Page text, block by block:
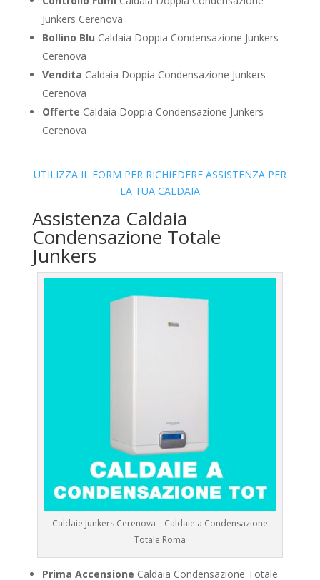
Junkers Cerenova
Bollino Blu Caldaia Doppia Condensazione Junkers
Cerenova
Vendita Caldaia Doppia Condensazione Junkers
Cerenova
Offerte Caldaia Doppia Condensazione Junkers
Cerenova
UTILIZZA IL FORM PER RICHIEDERE ASSISTENZA PER
LA TUA CALDAIA
Assistenza Caldaia
Condensazione Totale
Junkers
Caldaie Junkers Cerenova – Caldaie a Condensazione
Totale Roma
Prima Accensione Caldaia Condensazione Totale